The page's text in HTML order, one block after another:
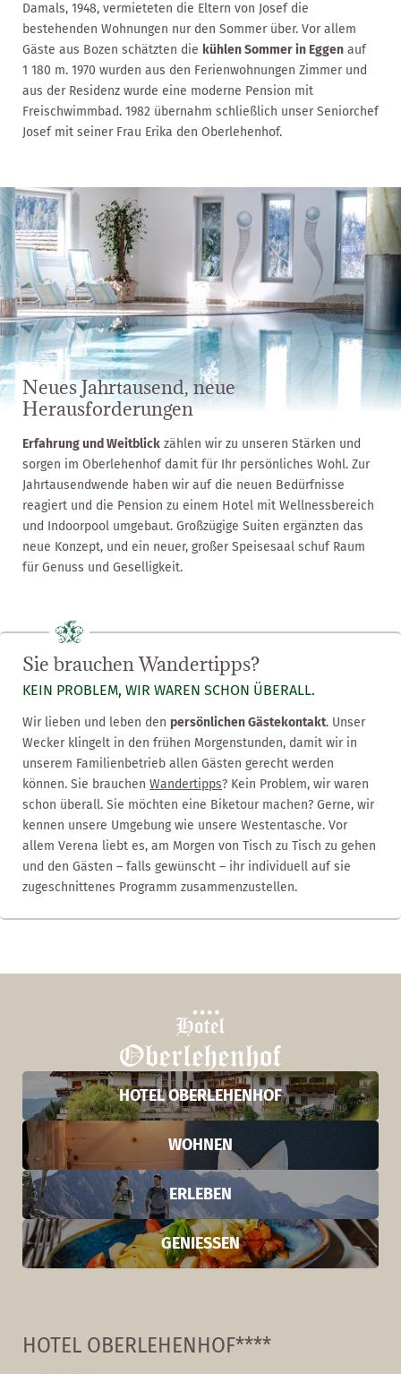
Damals, 1948, vermieteten die Eltern von Josef die
bestehenden Wohnungen nur den Sommer über. Vor allem
Gäste aus Bozen schätzten die kühlen Sommer in Eggen auf
1 180 m. 1970 wurden aus den Ferienwohnungen Zimmer und
aus der Residenz wurde eine moderne Pension mit
Freischwimmbad. 1982 übernahm schließlich unser Seniorchef
Josef mit seiner Frau Erika den Oberlehenhof.
Neues Jahrtausend, neue
Herausforderungen
Erfahrung und Weitblick zählen wir zu unseren Stärken und
sorgen im Oberlehenhof damit für Ihr persönliches Wohl. Zur
Jahrtausendwende haben wir auf die neuen Bedürfnisse
reagiert und die Pension zu einem Hotel mit Wellnessbereich
und Indoorpool umgebaut. Großzügige Suiten ergänzten das
neue Konzept, und ein neuer, großer Speisesaal schuf Raum
für Genuss und Geselligkeit.
Sie brauchen Wandertipps?
KEIN PROBLEM, WIR WAREN SCHON ÜBERALL.
Wir lieben und leben den persönlichen Gästekontakt. Unser
Wecker klingelt in den frühen Morgenstunden, damit wir in
unserem Familienbetrieb allen Gästen gerecht werden
können. Sie brauchen Wandertipps? Kein Problem, wir waren
schon überall. Sie möchten eine Biketour machen? Gerne, wir
kennen unsere Umgebung wie unsere Westentasche. Vor
allem Verena liebt es, am Morgen von Tisch zu Tisch zu gehen
und den Gästen – falls gewünscht – ihr individuell auf sie
zugeschnittenes Programm zusammenzustellen.
HOTEL OBERLEHENHOF
WOHNEN
ERLEBEN
GENIESSEN
HOTEL OBERLEHENHOF****